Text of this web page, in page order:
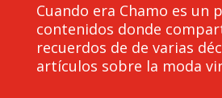
Cuando era Chamo es un
contenidos donde
recuerdos de de varias
artículos sobre la moda